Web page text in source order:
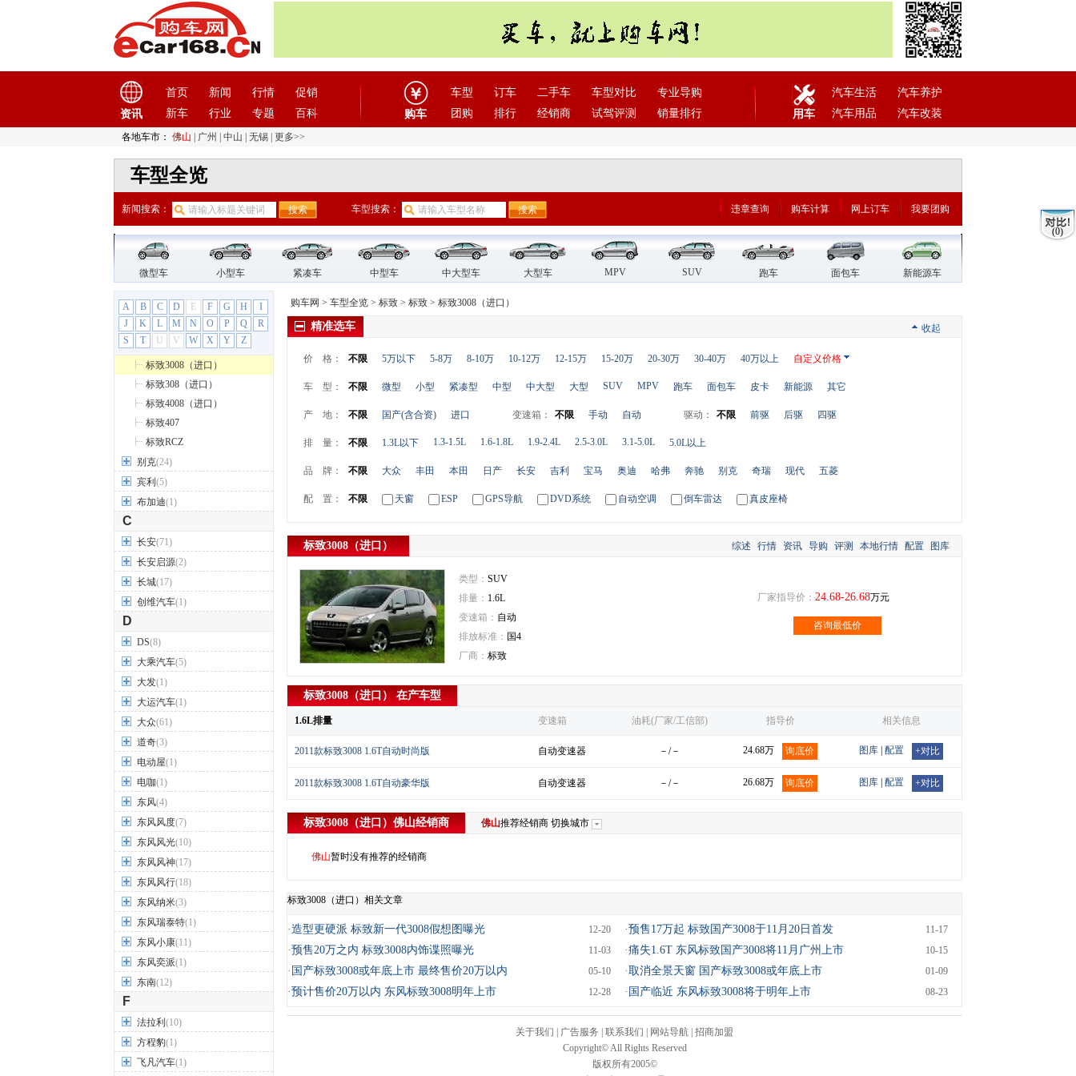
资讯
首页 新闻 行情
促销
新车
行业 专题 百科 购车
车型 订车 二手车 车型对比
专业导购
团购
排行 经销商 试驾评测 销量排行 用车
汽车生活
汽车养护
汽车用品
汽车改装
各地车市： 佛山 广州 中山 无锡 更多>>
车型全览
新闻搜索： 车型搜索： 违章查询 购车计算 网上订车 我要团购
微型车 小型车 紧凑车 中型车 中大型车 大型车 MPV SUV 跑车 面包车 新能源车
A B C D E F G H
I
J
K L M N O P Q
R
S
T U V W X Y Z
比亚迪(56)
标致(19)
标致207
标致3008
标致301
标致308
标致308S
标致4008
标致408
标致5008
标致508L PHEV
标致 (6)
标致207（进口）
标致3008（进口）
标致308（进口）
标致4008（进口）
标致407
标致RCZ
别克(24)
宾利 (5)
布加迪(1)
C
长安(71)
长安启源(2)
长城(17)
创维汽车(1)
D
DS(8)
大乘汽车(5)
大发(1)
大运汽车(1)
大众(61)
道奇(3)
电动屋(1)
电咖(1)
东风(4)
东风风度(7)
东风风光(10)
东风风神(17)
东风风行(18)
东风纳米(3)
东风瑞泰特(1)
东风小康(11)
东风奕派(1)
东南(12)
F
法拉利 (10)
方程豹(1)
飞凡汽车(1)
购车网 > 车型全览 > 标致 > 标致 > 标致3008（进口）
精准选车 收起
价 格： 不限 5万以下 5-8万 8-10万 10-12万 12-15万 15-20万 20-30万 30-40万 40万以上 自定义价格
车 型： 不限 微型 小型 紧凑型 中型 中大型 大型 SUV MPV 跑车 面包车 皮卡 新能源 其它
产 地： 不限 国产(含合资) 进口 变速箱： 不限 手动 自动 驱动： 不限 前驱 后驱 四驱
排 量： 不限 1.3L以下 1.3-1.5L 1.6-1.8L 1.9-2.4L 2.5-3.0L 3.1-5.0L 5.0L以上
品 牌： 不限 大众 丰田 本田 日产 长安 吉利 宝马 奥迪 哈弗 奔驰 别克 奇瑞 现代 五菱
配 置： 不限 天窗 ESP GPS导航 DVD系统 自动空调 倒车雷达 真皮座椅
标致3008（进口） 综述 行情 资讯 导购 评测 本地行情 配置 图库
类型： SUV
排量： 1.6L
变速箱： 自动
排放标准： 国4
厂商： 标致
厂家指导价： 24.68-26.68万元
咨询最低价
标致3008（进口） 在产车型
1.6L排量 变速箱 油耗(厂家/工信部) 指导价 相关信息
2011款标致3008 1.6T自动时尚版 自动变速器 －/－ 24.68万 询底价 图库 配置 +对比
2011款标致3008 1.6T自动豪华版 自动变速器 －/－ 26.68万 询底价 图库 配置 +对比
标致3008（进口）佛山经销商 佛山推荐经销商 切换城市
佛山暂时没有推荐的经销商
标致3008（进口）相关文章
·造型更硬派 标致新一代3008假想图曝光 12-20 ·预售17万起 标致国产3008于11月20日首发 11-17
·预售20万之内 标致3008内饰谍照曝光 11-03 ·痛失1.6T 东风标致国产3008将11月广州上市 10-15
· 国产标致3008或年底上市 最终售价20万以内 05-10 ·取消全景天窗 国产标致3008或年底上市 01-09
·预计售价20万以内 东风标致3008明年上市 12-28 · 国产临近 东风标致3008将于明年上市 08-23
关于我们 广告服务 联系我们 网站导航 招商加盟
Copyright© All Rights Reserved
版权所有2005©
(0)